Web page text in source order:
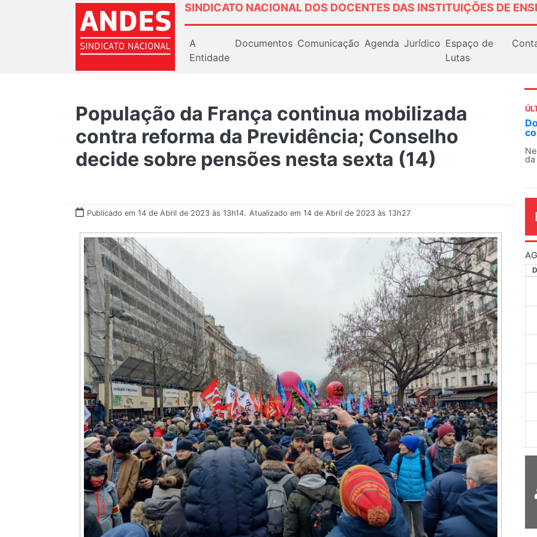
SINDICATO NACIONAL DOS DOCENTES DAS INSTITUIÇÕES DE
A
Entidade
Documentos Comunicação Agenda Jurídico Espaço de
Lutas
População da França continua mobilizada
contra reforma da Previdência; Conselho
decide sobre pensões nesta sexta (14)
Publicado em 14 de Abril de 2023 às 13h14. Atualizado em 14 de Abril de 2023 às 13h27
Docentes paralisam novamente as atividades
contra as políticas de Milei na Argentina
Nessa segunda-feira (3), sindicatos de docentes
da educação superior e básica da Argentina...
O